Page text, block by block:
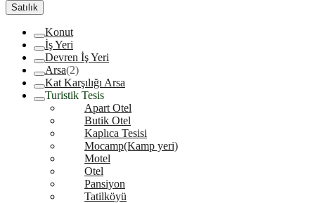
Satılık
Konut
İş Yeri
Devren İş Yeri
Arsa(2)
Kat Karşılığı Arsa
Turistik Tesis
Apart Otel
Butik Otel
Kaplıca Tesisi
Mocamp(Kamp yeri)
Motel
Otel
Pansiyon
Tatilköyü